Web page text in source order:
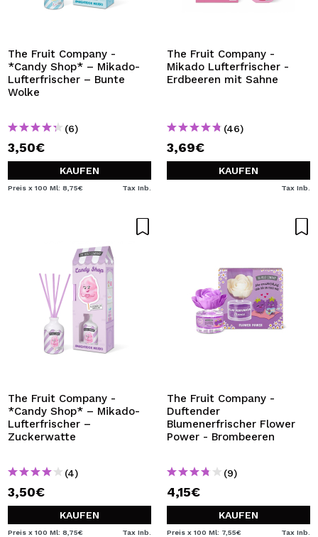
The Fruit Company -
*Candy Shop* – Mikado-
Lufterfrischer – Bunte
Wolke
(6)
3,50€
KAUFEN
Preis x 100 Ml: 8,75€ Tax Inb.
The Fruit Company -
Mikado Lufterfrischer -
Erdbeeren mit Sahne
(46)
3,69€
KAUFEN
Tax Inb.
The Fruit Company -
*Candy Shop* – Mikado-
Lufterfrischer –
Zuckerwatte
(4)
3,50€
KAUFEN
Preis x 100 Ml: 8,75€ Tax Inb.
The Fruit Company -
Duftender
Blumenerfrischer Flower
Power - Brombeeren
(9)
4,15€
KAUFEN
Preis x 100 Ml: 7,55€ Tax Inb.